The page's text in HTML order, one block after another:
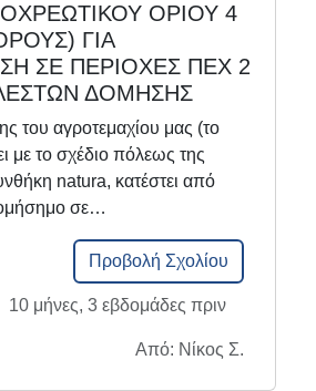
ΟΡΙΟΥ 4
ΓΙΑ
ΣΕ ΠΕΡΙΟΧΕΣ ΠΕΧ 2
ΔΟΜΗΣΗΣ
του αγροτεμαχίου μας (το
με το σχέδιο πόλεως της
natura, κατέστει από
σε…
Προβολή Σχολίου
10 μήνες, 3 εβδομάδες πριν
Από: Νίκος Σ.